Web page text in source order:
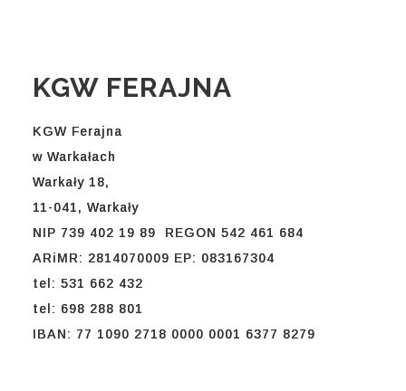
KGW FERAJNA
KGW Ferajna
w Warkałach
Warkały 18,
11-041, Warkały
NIP 739 402 19 89 REGON 542 461 684
ARiMR: 2814070009 EP: 083167304
tel: 531 662 432
tel: 698 288 801
IBAN: 77 1090 2718 0000 0001 6377 8279